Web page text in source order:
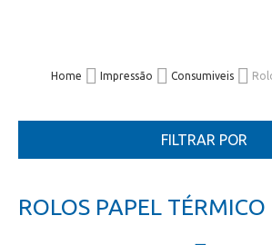
Home Impressão Consumiveis
ROLOS PAPEL TÉRMICO
FILTRAR POR